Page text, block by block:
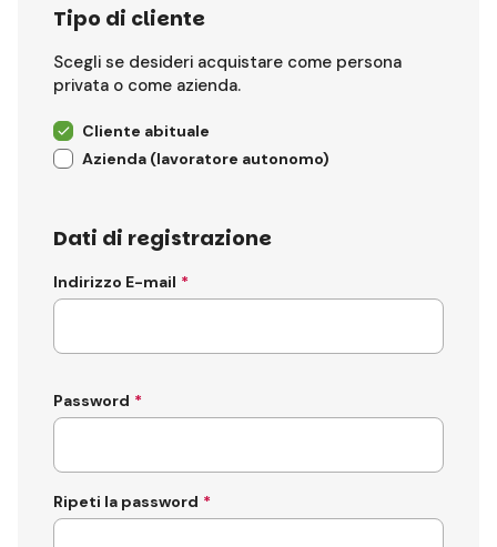
Tipo di cliente
Scegli se desideri acquistare come persona
privata o come azienda.
Cliente abituale
Azienda (lavoratore autonomo)
Dati di registrazione
Indirizzo E-mail
Password
Ripeti la password